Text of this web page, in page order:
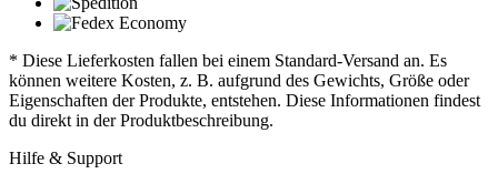
* Diese Lieferkosten fallen bei einem Standard-Versand an. Es
können weitere Kosten, z. B. aufgrund des Gewichts, Größe oder
Eigenschaften der Produkte, entstehen. Diese Informationen findest
du direkt in der Produktbeschreibung.
Hilfe & Support